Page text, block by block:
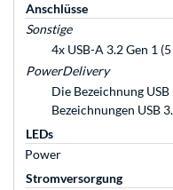
Anschlüsse
Sonstige
4x USB-A 3.2 Gen 1
PowerDelivery
Die Bezeichnung
Bezeichnungen USB
LEDs
Power
Stromversorgung